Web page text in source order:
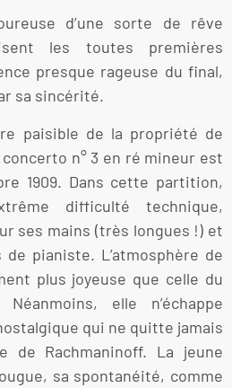
d’une sorte de rêve
les toutes premières
presque rageuse du final,
sa sincérité.
paisible de la propriété de
n° 3 en ré mineur est
1909. Dans cette partition,
difficulté technique,
ses mains (très longues !) et
pianiste. L’atmosphère de
plus joyeuse que celle du
elle n’échappe
qui ne quitte jamais
de Rachmaninoff. La jeune
sa spontanéité, comme